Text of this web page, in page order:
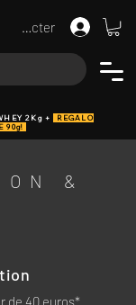
2Kg +
REGALO
90g!
connecter
&
de 40 euros*